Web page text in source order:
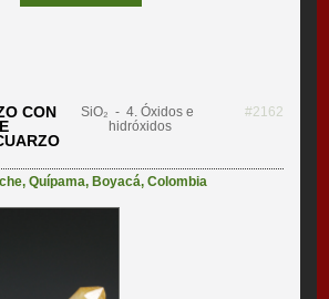
CON
SiO₂ - 4. Óxidos e
hidróxidos
#2162
,Quípama, Boyacá,Colombia